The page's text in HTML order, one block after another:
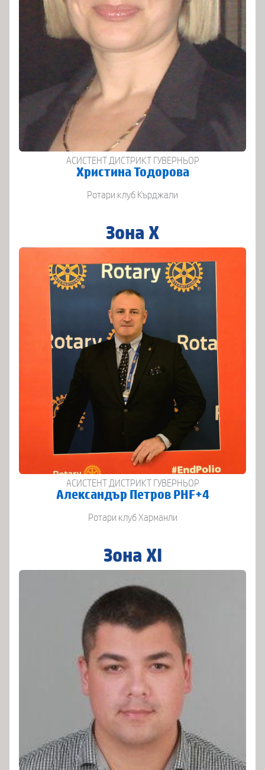
АСИСТЕНТ ДИСТРИКТ ГУВЕРНЬОР
Христина Тодорова
Ротари клуб Кърджали
Зона X
АСИСТЕНТ ДИСТРИКТ ГУВЕРНЬОР
Александър Петров PHF+4
Ротари клуб Харманли
Зона XI